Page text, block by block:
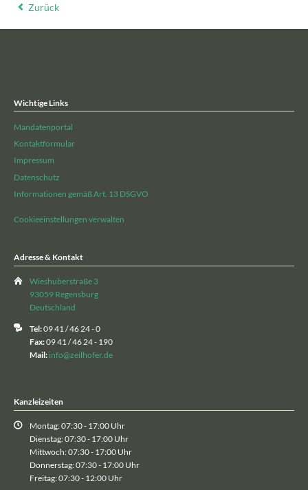
Zurück
Wichtige Links
Mandatenportal
Kontaktformular
Impressum
Datenschutz
Informationen gemäß Art. 13 DSGVO
Cookieeinstellungen verwalten
Adresse & Kontakt
Wieshuberstraße 3
93059 Regensburg
Deutschland
Tel:09 41 / 46 24 - 0
Fax:09 41 / 46 24 - 190
Mail: info@zeilhofer.de
Kanzleizeiten
Montag: 07:30 - 17:00 Uhr
Dienstag: 07:30 - 17:00 Uhr
Mittwoch: 07:30 - 17:00 Uhr
Donnerstag: 07:30 - 17:00 Uhr
Freitag: 07:30 - 12:00 Uhr